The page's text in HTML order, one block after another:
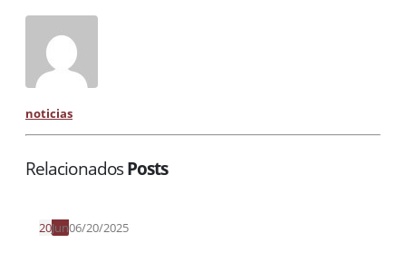
noticias
RelacionadosPosts
20Jun06/20/2025